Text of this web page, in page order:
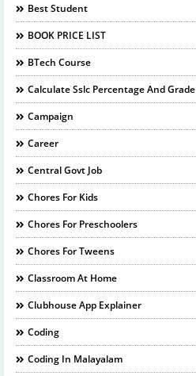
Best Student
BOOK PRICE LIST
BTech Course
Calculate Sslc Percentage And Grade
Campaign
Career
Central Govt Job
Chores For Kids
Chores For Preschoolers
Chores For Tweens
Classroom At Home
Clubhouse App Explainer
Coding
Coding In Malayalam